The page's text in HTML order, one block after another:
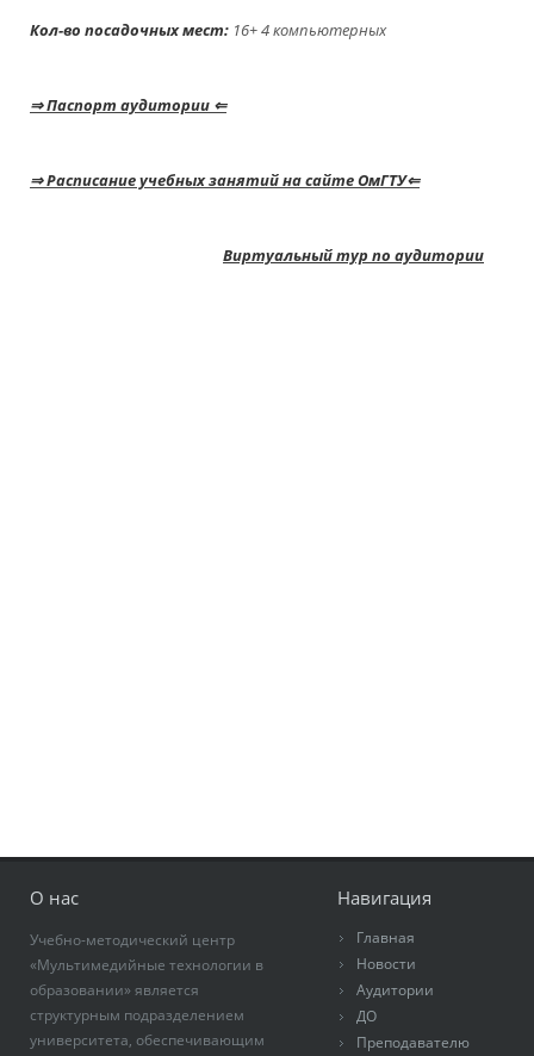
Кол-во посадочных мест: 16+ 4
⇒ Паспорт аудитории ⇐
⇒ Расписание учебных занятий на сайте ОмГТУ⇐
Виртуальный тур по аудитории
О нас
Учебно-методический центр
«Мультимедийные технологии в
образовании» является
структурным подразделением
университета, обеспечивающим
Навигация
Главная
Новости
Аудитории
ДО
Преподавателю